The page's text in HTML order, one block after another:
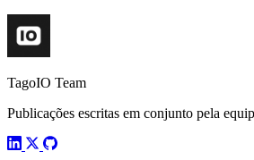
TagoIO Team
Publicações escritas em conjunto pela